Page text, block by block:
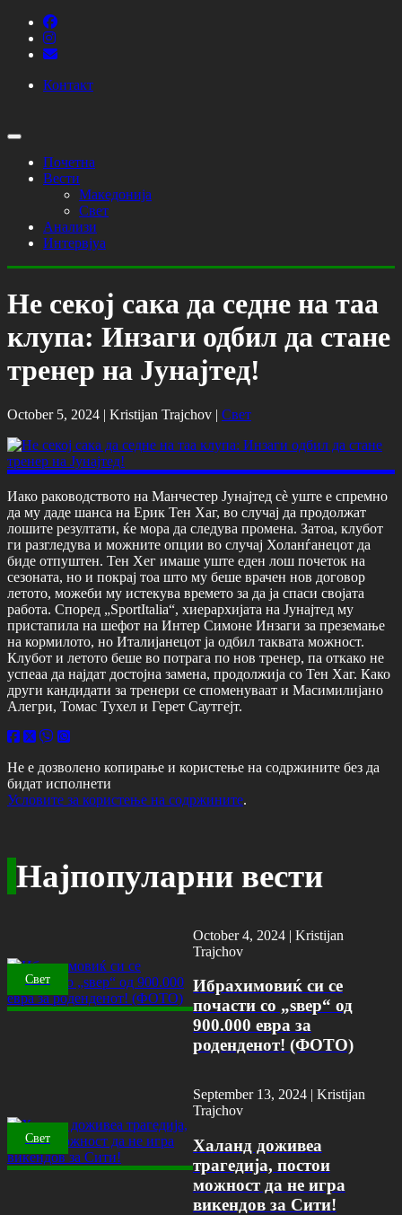
Контакт
Почетна
Вести
Македонија
Свет
Анализи
Интервјуа
Не секој сака да седне на таа
клупа: Инзаги одбил да стане
тренер на Јунајтед!
October 5, 2024 | Kristijan Trajchov | Свет
Иако раководството на Манчестер Јунајтед сè уште е спремно
да му даде шанса на Ерик Тен Хаг, во случај да продолжат
лошите резултати, ќе мора да следува промена. Затоа, клубот
ги разгледува и можните опции во случај Холанѓанецот да
биде отпуштен. Тен Хег имаше уште еден лош почеток на
сезоната, но и покрај тоа што му беше врачен нов договор
летото, можеби му истекува времето за да ја спаси својата
работа. Според „SportItalia“, хиерархијата на Јунајтед му
пристапила на шефот на Интер Симоне Инзаги за преземање
на кормилото, но Италијанецот ја одбил таквата можност.
Клубот и летото беше во потрага по нов тренер, па откако не
успеаа да најдат достојна замена, продолжија со Тен Хаг. Како
други кандидати за тренери се споменуваат и Масимилијано
Алегри, Томас Тухел и Герет Саутгејт.
Не е дозволено копирање и користење на содржините без да
бидат исполнети
Условите за користење на содржините.
Најпопуларни вести
Свет
October 4, 2024 |Kristijan
Trajchov
Ибрахимовиќ си се
почасти со „ѕвер“ од
900.000 евра за
роденденот! (ФОТО)
Свет
September 13, 2024 | Kristijan
Trajchov
Халанд доживеа
трагедија, постои
можност да не игра
викендов за Сити!